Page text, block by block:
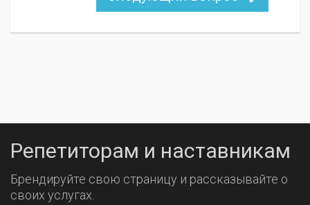
Репетиторам и наставникам
Брендируйте свою страницу и рассказывайте о
своих услугах.